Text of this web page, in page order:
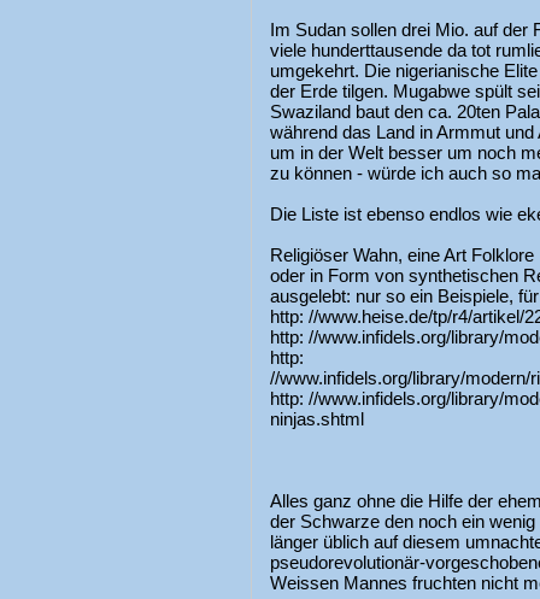
Im Sudan sollen drei Mio. auf der
viele hunderttausende da tot
umgekehrt. Die nigerianische
der Erde tilgen. Mugabwe spült
Swaziland baut den ca. 20ten
während das Land in Armmut
um in der Welt besser um noch
zu können - würde ich auch so
Die Liste ist ebenso endlos wie
Religiöser Wahn, eine Art
oder in Form von synthetischen
ausgelebt: nur so ein Beispiele,
http: //www.heise.de/tp/r4/artikel/
http: //www.infidels.org/library/
http:
//www.infidels.org/library/
http: //www.infidels.org/library/
ninjas.shtml
Alles ganz ohne die Hilfe der
der Schwarze den noch ein
länger üblich auf diesem
pseudorevolutionär-
Weissen Mannes fruchten nicht